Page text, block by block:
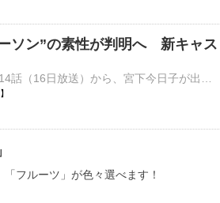
ソン”の素性が判明へ 新キャス
フルーツ」が色々選べます！